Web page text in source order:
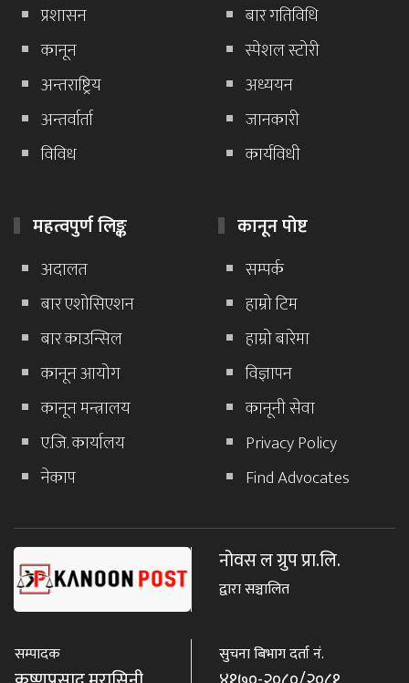
प्रशासन
कानून
अन्तराष्ट्रिय
अन्तर्वार्ता
विविध
बार गतिविधि
स्पेशल स्टोरी
अध्ययन
जानकारी
कार्यविधी
महत्वपुर्ण लिङ्क
अदालत
बार एशोसिएशन
बार काउन्सिल
कानून आयोग
कानून मन्त्रालय
ए.जि. कार्यालय
नेकाप
कानून पोष्ट
सम्पर्क
हाम्रो टिम
हाम्रो बारेमा
विज्ञापन
कानूनी सेवा
Privacy Policy
Find Advocates
नोवस ल ग्रुप प्रा.लि.
द्वारा सञ्चालित
सम्पादक सुचना बिभाग दर्ता नं.